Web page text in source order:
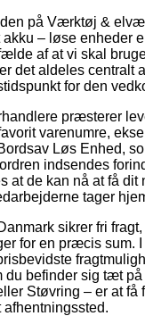
på Værktøj &
akku – løse enheder
af at vi skal
det aldeles centralt
for den
præsterer
varenumre,
Løs Enhed,
indsendes
at de kan nå at få dit
tager
sikrer fri
for en præcis sum.
du befinder sig tæt
Støvring – er at få
afhentningssted.